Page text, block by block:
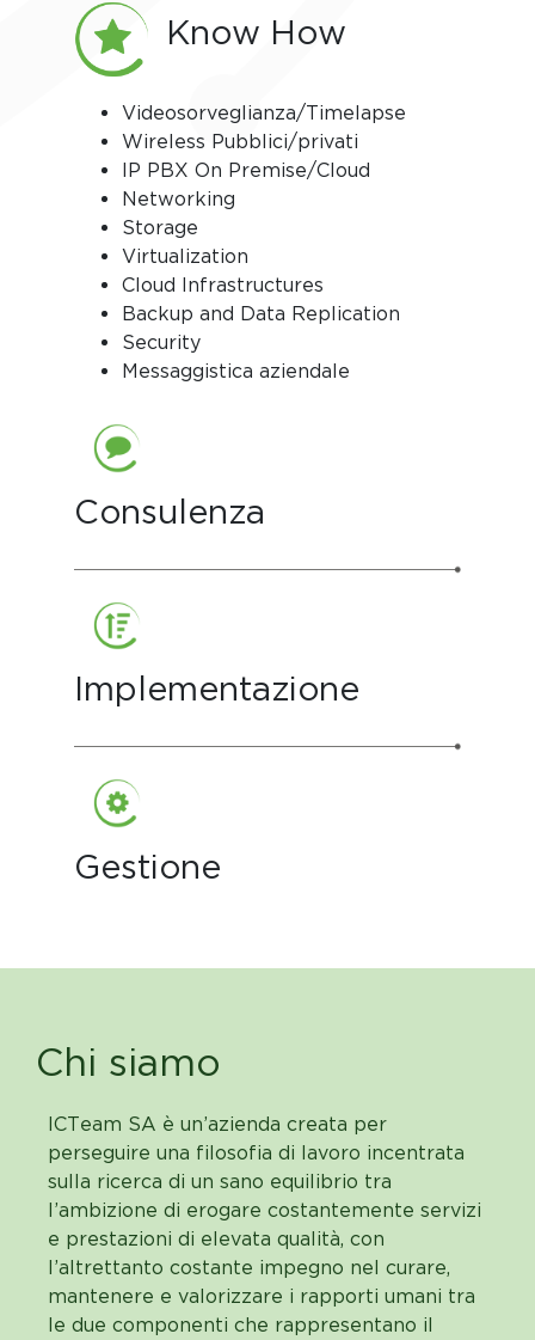
Know How
Videosorveglianza/Timelapse
Wireless Pubblici/privati
IP PBX On Premise/Cloud
Networking
Storage
Virtualization
Cloud Infrastructures
Backup and Data Replication
Security
Messaggistica aziendale
Consulenza
Implementazione
Gestione
Chi siamo
ICTeam SA è un’azienda creata per
perseguire una filosofia di lavoro incentrata
sulla ricerca di un sano equilibrio tra
l’ambizione di erogare costantemente servizi
e prestazioni di elevata qualità, con
l’altrettanto costante impegno nel curare,
mantenere e valorizzare i rapporti umani tra
le due componenti che rappresentano il